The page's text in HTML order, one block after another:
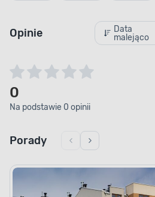
Opinie
Data
malejąco
0
Na podstawie 0 opinii
Porady